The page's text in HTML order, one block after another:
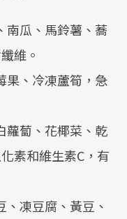
南瓜、馬鈴薯、蕎
維。
果、冷凍蘆筍，急
蘿蔔、花椰菜、乾
素和維生素C，有
、凍豆腐、黃豆、